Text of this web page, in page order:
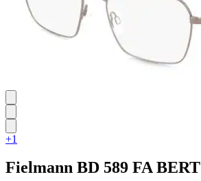
+1
Fielmann BD 589 FA BERT